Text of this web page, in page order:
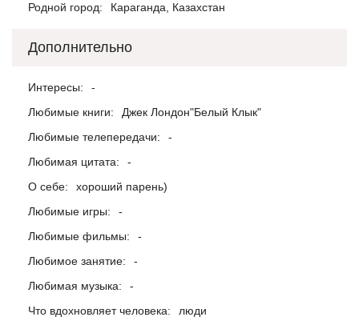
Родной город:
Караганда, Казахстан
Дополнительно
Интересы:
-
Любимые книги:
Джек Лондон"Белый Клык"
Любимые телепередачи:
-
Любимая цитата:
-
О себе:
хороший парень)
Любимые игры:
-
Любимые фильмы:
-
Любимое занятие:
-
Любимая музыка:
-
Что вдохновляет человека:
люди